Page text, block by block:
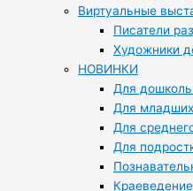
Виртуальные
Писатели
Художники
НОВИНКИ
Для
Для
Для
Для
Краеведение